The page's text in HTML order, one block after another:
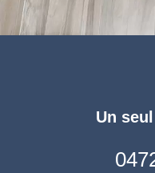
Un